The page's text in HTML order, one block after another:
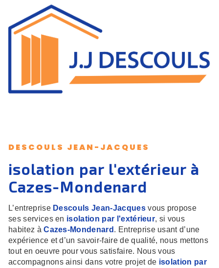
DESCOULS JEAN-JACQUES
isolation par l'extérieur à
Cazes-Mondenard
L’entreprise Descouls Jean-Jacquesvous propose
ses services en isolation par l'extérieur, si vous
habitez àCazes-Mondenard . Entreprise usant d’une
expérience et d’un savoir-faire de qualité, nous mettons
tout en oeuvre pour vous satisfaire. Nous vous
accompagnons ainsi dans votre projet de isolation par